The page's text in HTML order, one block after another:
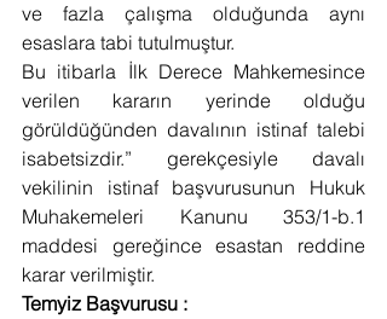
ve fazla çalışma olduğunda aynı
esaslara tabi tutulmuştur.
Bu itibarla İlk Derece Mahkemesince
verilen kararın yerinde olduğu
görüldüğünden davalının istinaf talebi
isabetsizdir.” gerekçesiyle davalı
vekilinin istinaf başvurusunun Hukuk
Muhakemeleri Kanunu 353/1-b.1
maddesi gereğince esastan reddine
karar verilmiştir.
Temyiz Başvurusu :